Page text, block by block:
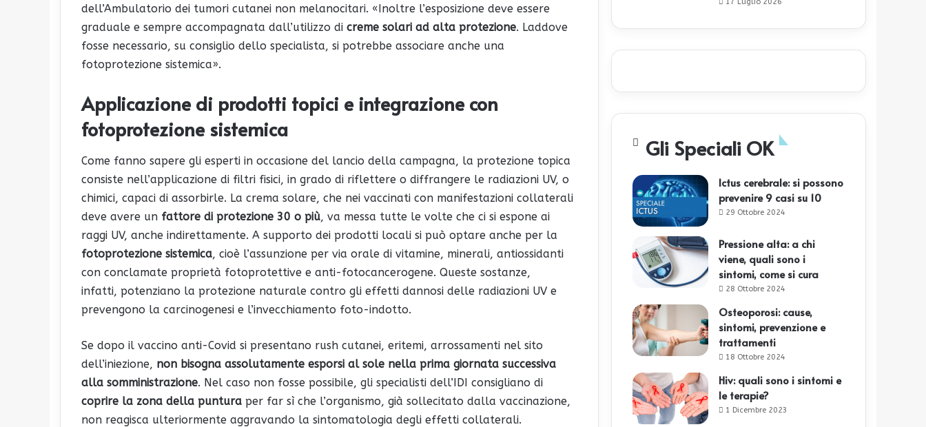
dell’Ambulatorio dei tumori cutanei non melanocitari. «Inoltre l’esposizione deve essere
graduale e sempre accompagnata dall’utilizzo di creme solari ad alta protezione. Laddove
fosse necessario, su consiglio dello specialista, si potrebbe associare anche una
fotoprotezione sistemica».
Applicazione di prodotti topici e integrazione con
fotoprotezione sistemica
Come fanno sapere gli esperti in occasione del lancio della campagna, la protezione topica
consiste nell’applicazione di filtri fisici, in grado di riflettere o diffrangere le radiazioni UV, o
chimici, capaci di assorbirle. La crema solare, che nei vaccinati con manifestazioni collaterali
deve avere un fattore di protezione 30 o più, va messa tutte le volte che ci si espone ai
raggi UV, anche indirettamente. A supporto dei prodotti locali si può optare anche per la
fotoprotezione sistemica, cioè l’assunzione per via orale di vitamine, minerali, antiossidanti
con conclamate proprietà fotoprotettive e anti-fotocancerogene. Queste sostanze,
infatti, potenziano la protezione naturale contro gli effetti dannosi delle radiazioni UV e
prevengono la carcinogenesi e l’invecchiamento foto-indotto.
Se dopo il vaccino anti-Covid si presentano rush cutanei, eritemi, arrossamenti nel sito
dell’iniezione, non bisogna assolutamente esporsi al sole nella prima giornata successiva
alla somministrazione. Nel caso non fosse possibile, gli specialisti dell’IDI consigliano di
coprire la zona della puntura per far sì che l’organismo, già sollecitato dalla vaccinazione,
non reagisca ulteriormente aggravando la sintomatologia degli effetti collaterali.
Gli Speciali OK
Ictus cerebrale: si possono
prevenire 9 casi su 10
29 Ottobre 2024
Pressione alta: a chi
viene, quali sono i
sintomi, come si cura
28 Ottobre 2024
Osteoporosi: cause,
sintomi, prevenzione e
trattamenti
18 Ottobre 2024
Hiv: quali sono i sintomi e
le terapie?
1 Dicembre 2023